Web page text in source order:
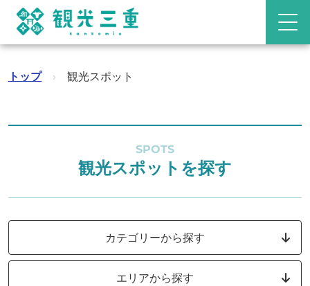
トップ › 観光スポット
SPOTS
観光スポットを探す
カテゴリーから探す
エリアから探す